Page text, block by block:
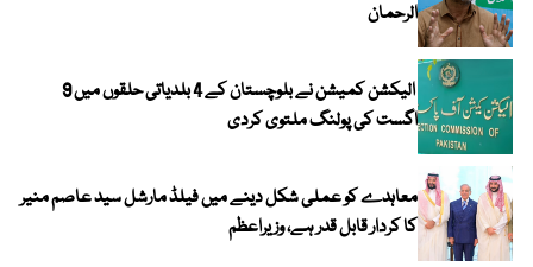
الرحمان
الیکشن کمیشن نے بلوچستان کے 4 بلدیاتی حلقوں میں 9
اگست کی پولنگ ملتوی کردی
معاہدے کو عملی شکل دینے میں فیلڈ مارشل سید عاصم منیر
کا کردار قابل قدر ہے، وزیراعظم